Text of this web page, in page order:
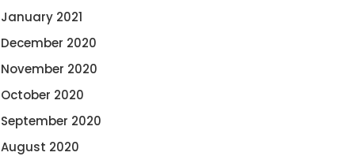
January 2021
December 2020
November 2020
October 2020
September 2020
August 2020